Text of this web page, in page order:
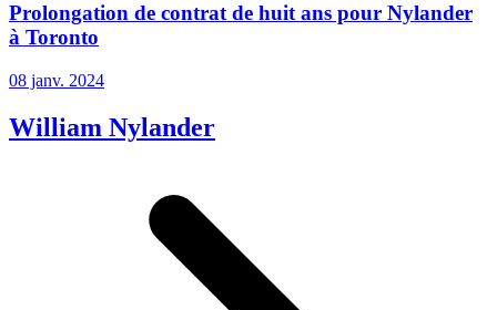
Prolongation de contrat de huit ans pour Nylander
à Toronto
08 janv. 2024
William Nylander